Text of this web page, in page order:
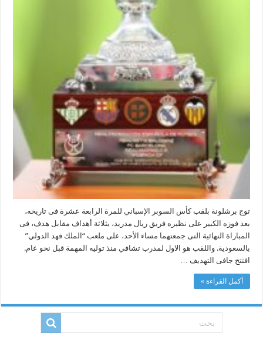
توج برشلونة بلقب كأس السوبر الإسباني للمرة الرابعة عشرة فى تاريخه،
بعد فوزه الكبير على نظيره فريق ريال مدريد، بثلاثة أهداف مقابل هدف، فى
المباراة النهائية التى جمعتهما مساء الأحد، على ملعب “الملك فهد الدولي”
بالسعودية. واللقب هو الاول لمدرب تشافي منذ توليه المهمة قبل نحو عام.
افتتح جافى التهديف …
أكمل القراءة »